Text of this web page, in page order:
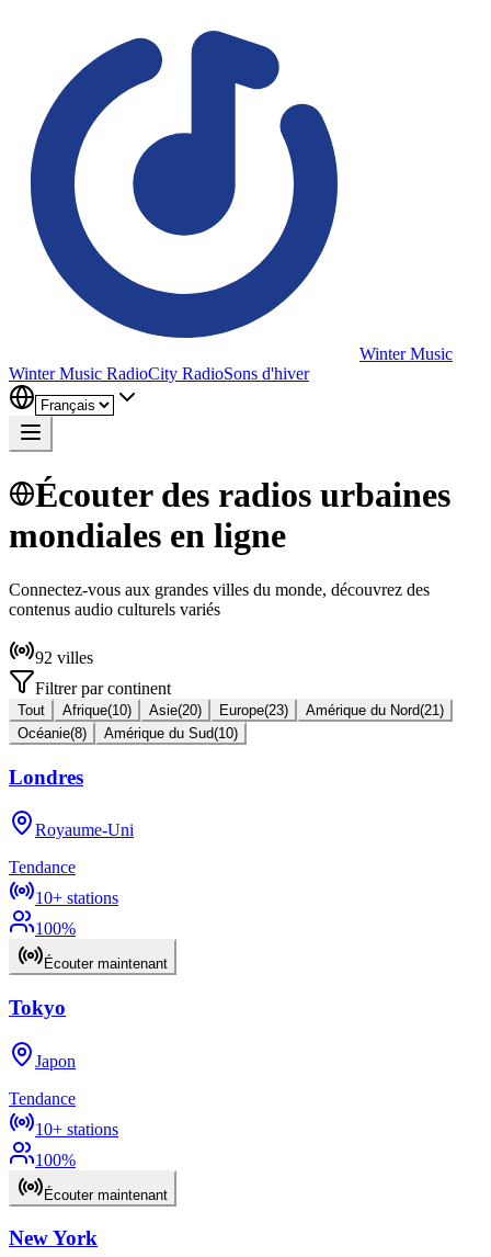
Winter Music
Winter Music RadioCity RadioSons d'hiver
Écouter des radios urbaines
mondiales en ligne
Connectez-vous aux grandes villes du monde, découvrez des
contenus audio culturels variés
92 villes
Filtrer par continent
Tout Afrique(10) Asie(20) Europe(23) Amérique du Nord(21 )
Océanie(8) Amérique du Sud(10)
Londres
Royaume-Uni
Tendance
10+ stations
100%
Écouter maintenant
Tokyo
Japon
Tendance
10+ stations
100%
Écouter maintenant
New York